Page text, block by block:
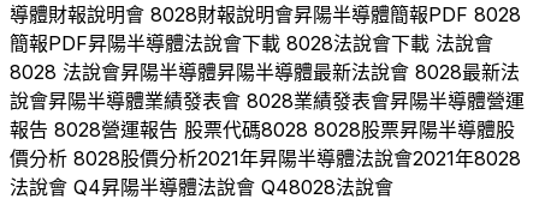
導體財報說明會 8028財報說明會昇陽半導體簡報PDF 8028
簡報PDF昇陽半導體法說會下載 8028法說會下載 法說會
8028 法說會昇陽半導體昇陽半導體最新法說會 8028最新法
說會昇陽半導體業績發表會 8028業績發表會昇陽半導體營運
報告 8028營運報告 股票代碼8028 8028股票昇陽半導體股
價分析 8028股價分析2021年昇陽半導體法說會2021年8028
法說會 Q4昇陽半導體法說會 Q48028法說會